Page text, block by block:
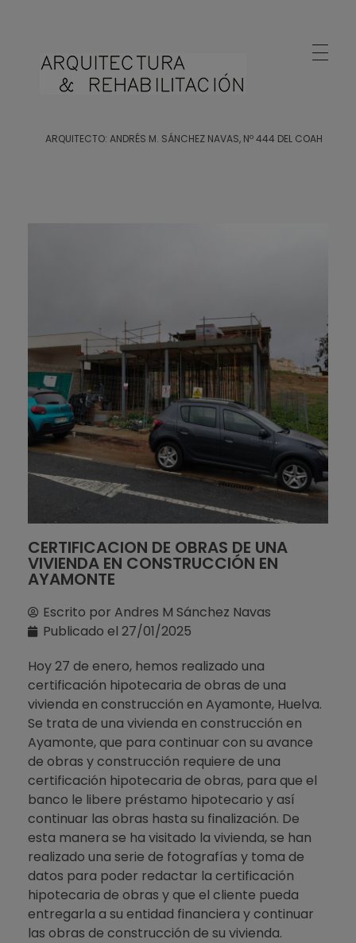
ARQUITECTO: ANDRÉS M. SÁNCHEZ NAVAS, Nº 444 DEL COAH
CERTIFICACION DE OBRAS DE UNA
VIVIENDA EN CONSTRUCCIÓN EN
AYAMONTE
Escrito por Andres M Sánchez Navas
Publicado el 27/01/2025
Hoy 27 de enero, hemos realizado una
certificación hipotecaria de obras de una
vivienda en construcción en Ayamonte, Huelva.
Se trata de una vivienda en construcción en
Ayamonte, que para continuar con su avance
de obras y construcción requiere de una
certificación hipotecaria de obras, para que el
banco le libere préstamo hipotecario y así
continuar las obras hasta su finalización. De
esta manera se ha visitado la vivienda, se han
realizado una serie de fotografías y toma de
datos para poder redactar la certificación
hipotecaria de obras y que el cliente pueda
entregarla a su entidad financiera y continuar
las obras de construcción de su vivienda.